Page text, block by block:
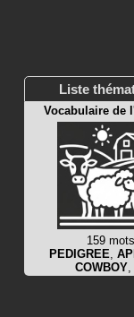
Liste
Vocabulaire de
159 mots
PEDIGREE,
COWBOY